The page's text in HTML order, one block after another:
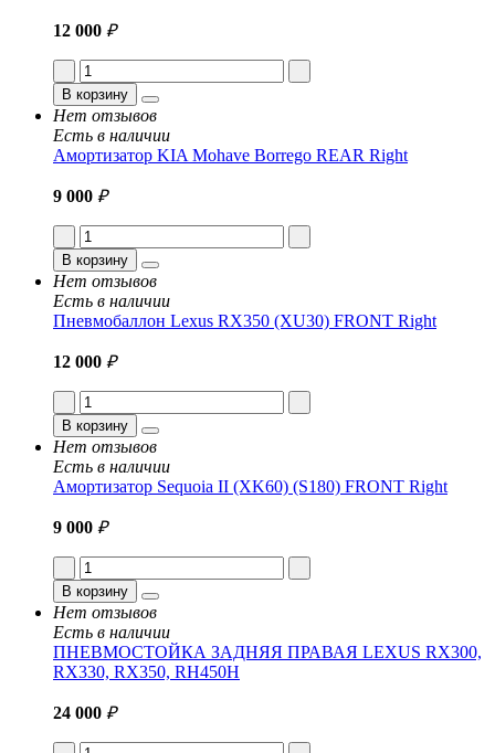
12 000 ₽
В корзину
Нет отзывов
Есть в наличии
Амортизатор KIA Mohave Borrego REAR Right
9 000 ₽
В корзину
Нет отзывов
Есть в наличии
Пневмобаллон Lexus RX350 (XU30) FRONT Right
12 000 ₽
В корзину
Нет отзывов
Есть в наличии
Амортизатор Sequoia II (XK60) (S180) FRONT Right
9 000 ₽
В корзину
Нет отзывов
Есть в наличии
ПНЕВМОСТОЙКА ЗАДНЯЯ ПРАВАЯ LEXUS RX300,
RX330, RX350, RH450H
24 000 ₽